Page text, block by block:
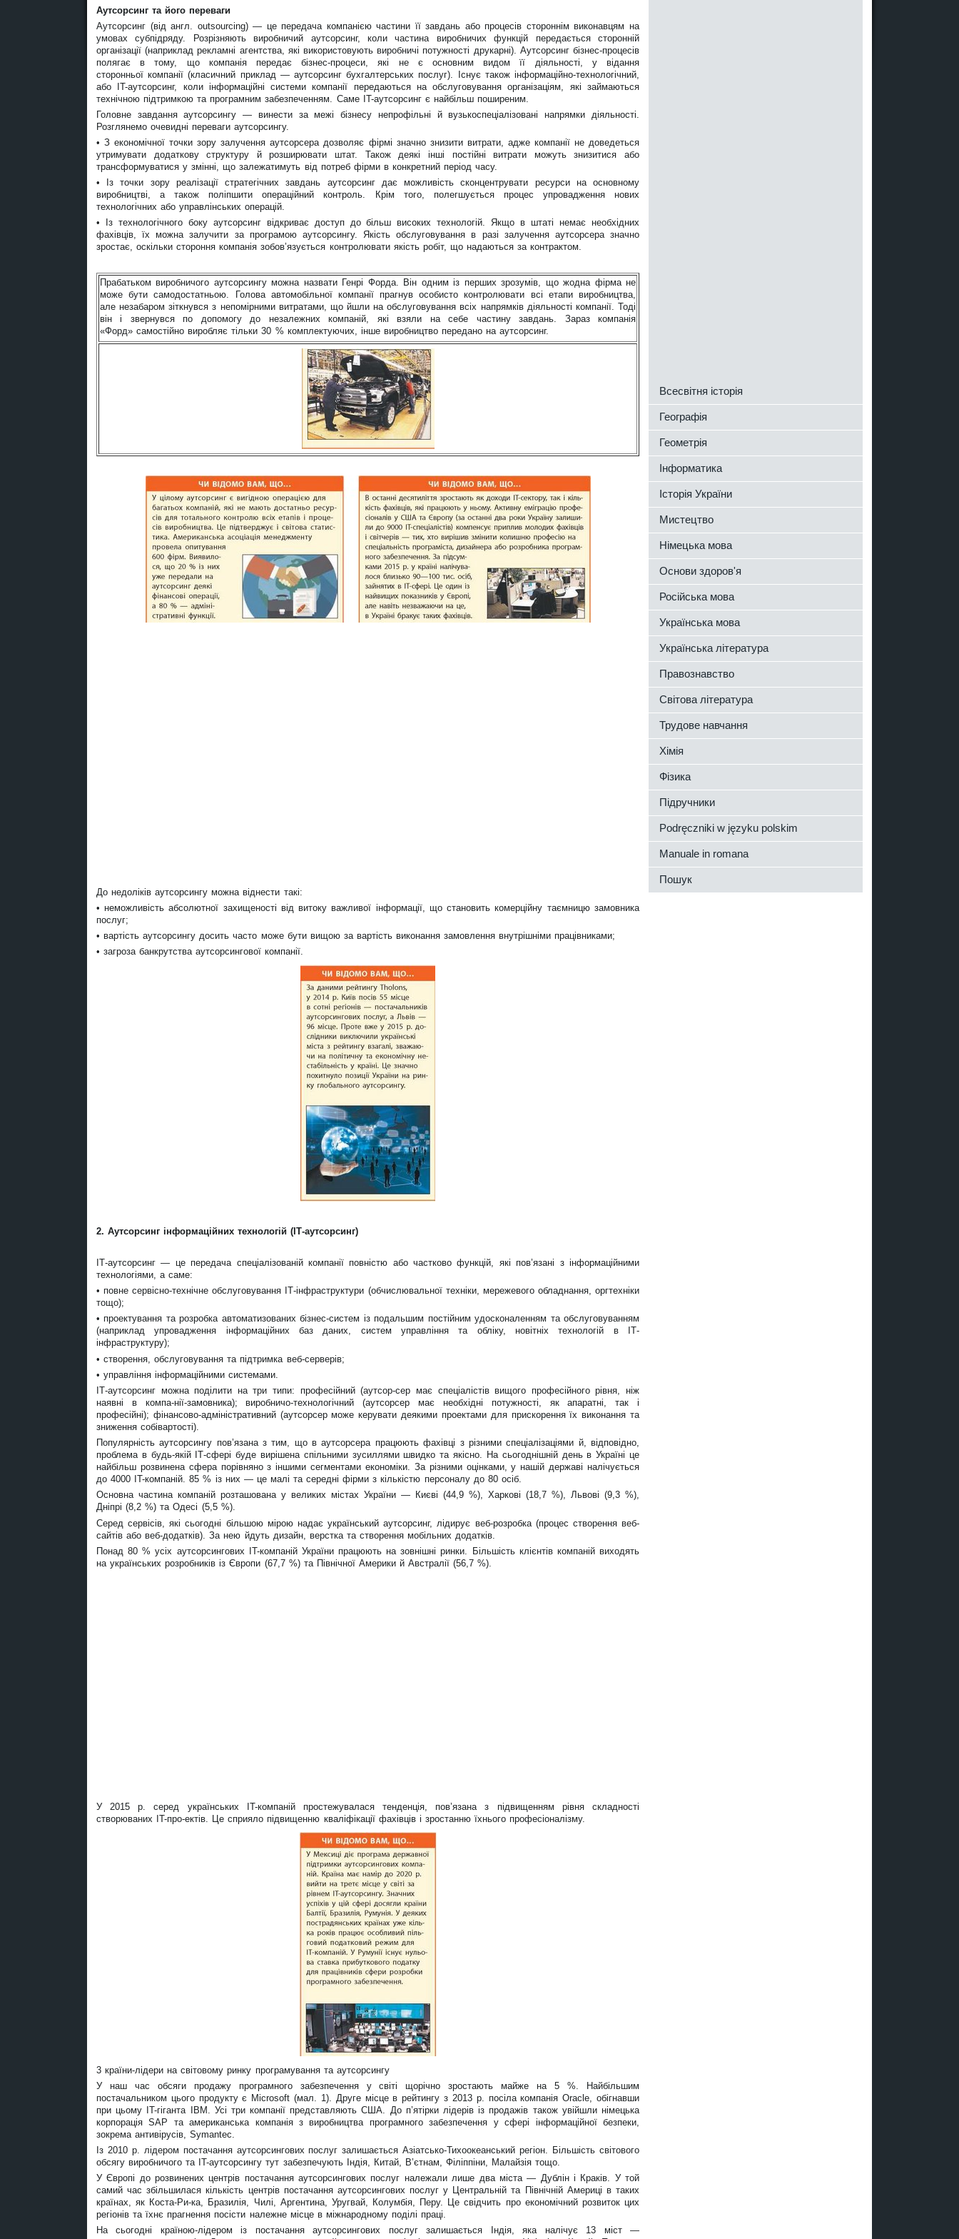
Аутсорсинг та його переваги
Аутсорсинг (від англ. outsourcing) — це передача компанією частини її завдань або процесів стороннім виконавцям на
умовах субпідряду. Розрізняють виробничий аутсорсинг, коли частина виробничих функцій передається сторонній
організації (наприклад рекламні агентства, які використовують виробничі потужності друкарні). Аутсорсинг бізнес-процесів
полягає в тому, що компанія передає бізнес-процеси, які не є основним видом її діяльності, у відання
сторонньої компанії (класичний приклад — аутсорсинг бухгалтерських послуг). Існує також інформаційно-технологічний,
або IT-аутсорсинг, коли інформаційні системи компанії передаються на обслуговування організаціям, які займаються
технічною підтримкою та програмним забезпеченням. Саме IT-аутсорсинг є найбільш поширеним.
Головне завдання аутсорсингу — винести за межі бізнесу непрофільні й вузькоспеціалізовані напрямки діяльності.
Розглянемо очевидні переваги аутсорсингу.
• З економічної точки зору залучення аутсорсера дозволяє фірмі значно знизити витрати, адже компанії не доведеться
утримувати додаткову структуру й розширювати штат. Також деякі інші постійні витрати можуть знизитися або
трансформуватися у змінні, що залежатимуть від потреб фірми в конкретний період часу.
• Із точки зору реалізації стратегічних завдань аутсорсинг дає можливість сконцентрувати ресурси на основному
виробництві, а також поліпшити операційний контроль. Крім того, полегшується процес упровадження нових
технологічних або управлінських операцій.
• Із технологічного боку аутсорсинг відкриває доступ до більш високих технологій. Якщо в штаті немає необхідних
фахівців, їх можна залучити за програмою аутсорсингу. Якість обслуговування в разі залучення аутсорсера значно
зростає, оскільки стороння компанія зобов’язується контролювати якість робіт, що надаються за контрактом.
Прабатьком виробничого аутсорсингу можна назвати Генрі Форда. Він одним із перших зрозумів, що жодна фірма не
може бути самодостатньою. Голова автомобільної компанії прагнув особисто контролювати всі етапи виробництва,
але незабаром зіткнувся з непомірними витратами, що йшли на обслуговування всіх напрямків діяльності компанії. Тоді
він і звернувся по допомогу до незалежних компаній, які взяли на себе частину завдань. Зараз компанія
«Форд» самостійно виробляє тільки 30 % комплектуючих, інше виробництво передано на аутсорсинг.
До недоліків аутсорсингу можна віднести такі:
• неможливість абсолютної захищеності від витоку важливої інформації, що становить комерційну таємницю замовника
послуг;
• вартість аутсорсингу досить часто може бути вищою за вартість виконання замовлення внутрішніми працівниками;
• загроза банкрутства аутсорсингової компанії.
2. Аутсорсинг інформаційних технологій (ІТ-аутсорсинг)
ІТ-аутсорсинг — це передача спеціалізованій компанії повністю або частково функцій, які пов’язані з інформаційними
технологіями, а саме:
• повне сервісно-технічне обслуговування ІТ-інфраструктури (обчислювальної техніки, мережевого обладнання, оргтехніки
тощо);
• проектування та розробка автоматизованих бізнес-систем із подальшим постійним удосконаленням та обслуговуванням
(наприклад упровадження інформаційних баз даних, систем управління та обліку, новітніх технологій в ІТ-
інфраструктуру);
• створення, обслуговування та підтримка веб-серверів;
• управління інформаційними системами.
ІТ-аутсорсинг можна поділити на три типи: професійний (аутсор-сер має спеціалістів вищого професійного рівня, ніж
наявні в компа-нії-замовника); виробничо-технологічний (аутсорсер має необхідні потужності, як апаратні, так і
професійні); фінансово-адміністративний (аутсорсер може керувати деякими проектами для прискорення їх виконання та
зниження собівартості).
Популярність аутсорсингу пов’язана з тим, що в аутсорсера працюють фахівці з різними спеціалізаціями й, відповідно,
проблема в будь-якій ІТ-сфері буде вирішена спільними зусиллями швидко та якісно. На сьогоднішній день в Україні це
найбільш розвинена сфера порівняно з іншими сегментами економіки. За різними оцінками, у нашій державі налічується
до 4000 IT-компаній. 85 % із них — це малі та середні фірми з кількістю персоналу до 80 осіб.
Основна частина компаній розташована у великих містах України — Києві (44,9 %), Харкові (18,7 %), Львові (9,3 %),
Дніпрі (8,2 %) та Одесі (5,5 %).
Серед сервісів, які сьогодні більшою мірою надає український аутсорсинг, лідирує веб-розробка (процес створення веб-
сайтів або веб-додатків). За нею йдуть дизайн, верстка та створення мобільних додатків.
Понад 80 % усіх аутсорсингових IT-компаній України працюють на зовнішні ринки. Більшість клієнтів компаній виходять
на українських розробників із Європи (67,7 %) та Північної Америки й Австралії (56,7 %).
У 2015 р. серед українських IT-компаній простежувалася тенденція, пов’язана з підвищенням рівня складності
створюваних IT-про-ектів. Це сприяло підвищенню кваліфікації фахівців і зростанню їхнього професіоналізму.
3 країни-лідери на світовому ринку програмування та аутсорсингу
У наш час обсяги продажу програмного забезпечення у світі щорічно зростають майже на 5 %. Найбільшим
постачальником цього продукту є Microsoft (мал. 1). Друге місце в рейтингу з 2013 р. посіла компанія Oracle, обігнавши
при цьому IT-гіганта IBM. Усі три компанії представляють США. До п’ятірки лідерів із продажів також увійшли німецька
корпорація SAP та американська компанія з виробництва програмного забезпечення у сфері інформаційної безпеки,
зокрема антивірусів, Symantec.
Із 2010 р. лідером постачання аутсорсингових послуг залишається Азіатсько-Тихоокеанський регіон. Більшість світового
обсягу виробничого та IT-аутсорсингу тут забезпечують Індія, Китай, В’єтнам, Філіппіни, Малайзія тощо.
У Європі до розвинених центрів постачання аутсорсингових послуг належали лише два міста — Дублін і Краків. У той
самий час збільшилася кількість центрів постачання аутсорсингових послуг у Центральній та Північній Америці в таких
країнах, як Коста-Ри-ка, Бразилія, Чилі, Аргентина, Уругвай, Колумбія, Перу. Це свідчить про економічний розвиток цих
регіонів та їхнє прагнення посісти належне місце в міжнародному поділі праці.
На сьогодні країною-лідером із постачання аутсорсингових послуг залишається Індія, яка налічує 13 міст —
Всесвітня історія
Географія
Геометрія
Інформатика
Історія України
Мистецтво
Німецька мова
Основи здоров'я
Російська мова
Українська мова
Українська література
Правознавство
Світова література
Трудове навчання
Хімія
Фізика
Підручники
Podręczniki w języku polskim
Manuale in romana
Пошук